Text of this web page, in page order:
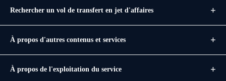
Rechercher un vol de transfert en jet d'affaires
À propos d'autres contenus et services
À propos de l'exploitation du service